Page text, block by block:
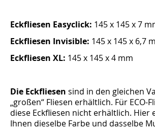
Eckfliesen Easyclick: 145 x 145 x 7
Eckfliesen Invisible: 145 x 145 x 6,7
Eckfliesen XL: 145 x 145 x 4 mm
Die Eckfliesen sind in den gleichen
„großen“ Fliesen erhältlich. Für ECO-
diese Eckfliesen nicht erhältlich. Hier
Ihnen dieselbe Farbe und dasselbe